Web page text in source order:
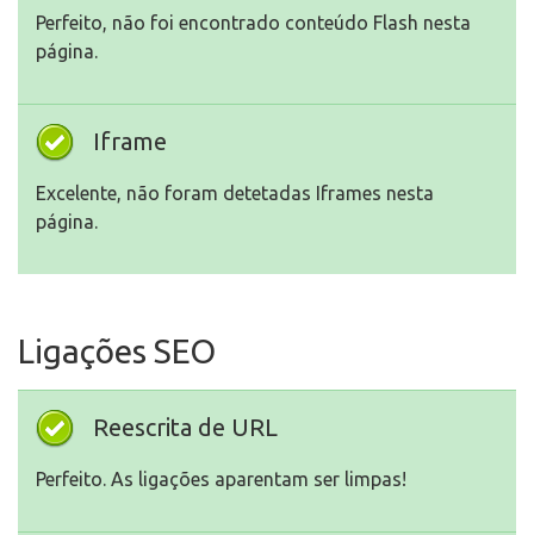
Perfeito, não foi encontrado conteúdo Flash nesta
página.
Iframe
Excelente, não foram detetadas Iframes nesta
página.
Ligações SEO
Reescrita de URL
Perfeito. As ligações aparentam ser limpas!